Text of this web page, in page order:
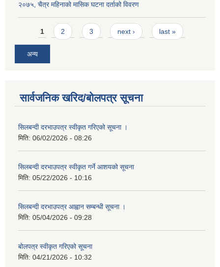
२०७५, चैत्र महिनाको मासिक घटना दर्ताको विवरण
Pages
1 2 3 next › last »
अन्य
सार्वजनिक खरिद/बोलपत्र सूचना
सिलबन्दी दरभाउपत्र स्वीकृत गरिएको सूचना ।
मिति: 06/02/2026 - 08:26
सिलबन्दी दरभाउपत्र स्वीकृत गर्ने आशयको सूचना
मिति: 05/22/2026 - 10:16
सिलबन्दी दरभाउपत्र आह्वान सम्बन्धी सूचना ।
मिति: 05/04/2026 - 09:28
बोलपत्र स्वीकृत गरिएको सूचना
मिति: 04/21/2026 - 10:32